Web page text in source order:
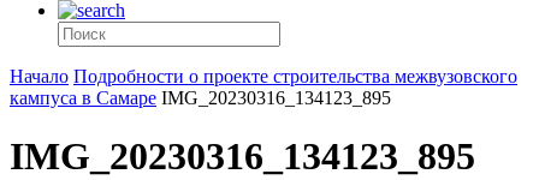
Начало Подробности о проекте строительства межвузовского
кампуса в Самаре IMG_20230316_134123_895
IMG_20230316_134123_895